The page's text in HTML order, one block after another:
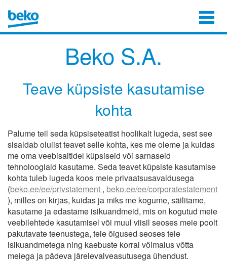
Beko S.A.
Teave küpsiste kasutamise
kohta
Palume teil seda küpsiseteatist hoolikalt lugeda, sest see
sisaldab olulist teavet selle kohta, kes me oleme ja kuidas
me oma veebisaitidel küpsiseid või sarnaseid
tehnoloogiaid kasutame. Seda teavet küpsiste kasutamise
kohta tuleb lugeda koos meie privaatsusavaldusega
(beko.ee/ee/privstatement , beko.ee/ee/corporatestatement
), milles on kirjas, kuidas ja miks me kogume, säilitame,
kasutame ja edastame isikuandmeid, mis on kogutud meie
veebilehtede kasutamisel või muul viisil seoses meie poolt
pakutavate teenustega, teie õigused seoses teie
isikuandmetega ning kaebuste korral võimalus võtta
meiega ja pädeva järelevalveasutusega ühendust.